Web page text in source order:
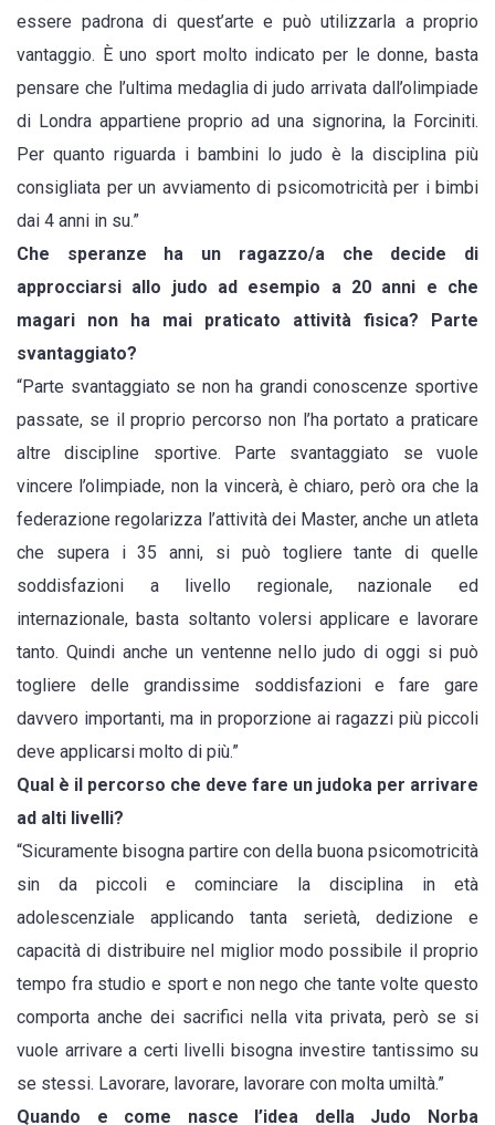
essere padrona di quest’arte e può utilizzarla a proprio
vantaggio. È uno sport molto indicato per le donne, basta
pensare che l’ultima medaglia di judo arrivata dall’olimpiade
di Londra appartiene proprio ad una signorina, la Forciniti.
Per quanto riguarda i bambini lo judo è la disciplina più
consigliata per un avviamento di psicomotricità per i bimbi
dai 4 anni in su.”
Che speranze ha un ragazzo/a che decide di
approcciarsi allo judo ad esempio a 20 anni e che
magari non ha mai praticato attività fisica? Parte
svantaggiato?
“Parte svantaggiato se non ha grandi conoscenze sportive
passate, se il proprio percorso non l’ha portato a praticare
altre discipline sportive. Parte svantaggiato se vuole
vincere l’olimpiade, non la vincerà, è chiaro, però ora che la
federazione regolarizza l’attività dei Master, anche un atleta
che supera i 35 anni, si può togliere tante di quelle
soddisfazioni a livello regionale, nazionale ed
internazionale, basta soltanto volersi applicare e lavorare
tanto. Quindi anche un ventenne nello judo di oggi si può
togliere delle grandissime soddisfazioni e fare gare
davvero importanti, ma in proporzione ai ragazzi più piccoli
deve applicarsi molto di più.”
Qual è il percorso che deve fare un judoka per arrivare
ad alti livelli?
“Sicuramente bisogna partire con della buona psicomotricità
sin da piccoli e cominciare la disciplina in età
adolescenziale applicando tanta serietà, dedizione e
capacità di distribuire nel miglior modo possibile il proprio
tempo fra studio e sport e non nego che tante volte questo
comporta anche dei sacrifici nella vita privata, però se si
vuole arrivare a certi livelli bisogna investire tantissimo su
se stessi. Lavorare, lavorare, lavorare con molta umiltà.”
Quando e come nasce l’idea della Judo Norba